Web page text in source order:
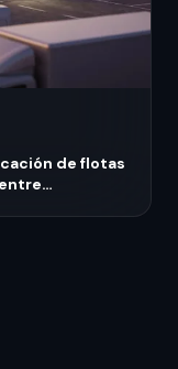
de flotas